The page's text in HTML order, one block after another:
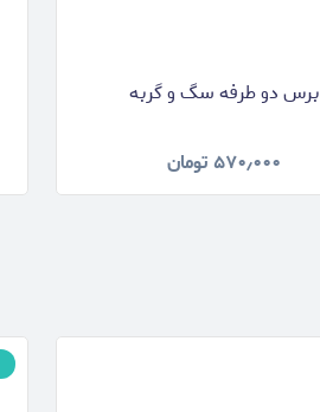
برس دو طرفه سگ و گربه
۵۷۰٫۰۰۰تومان